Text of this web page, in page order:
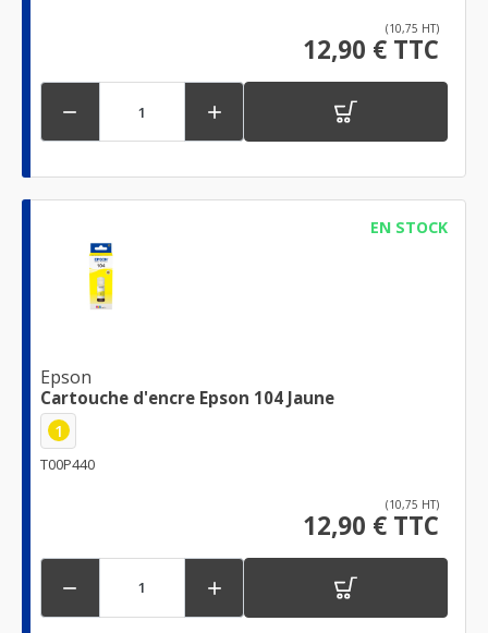
(10,75 HT)
12,90 € TTC
 
EN STOCK
Epson
Cartouche d'encre Epson 104 Jaune
1
T00P440
(10,75 HT)
12,90 € TTC
 